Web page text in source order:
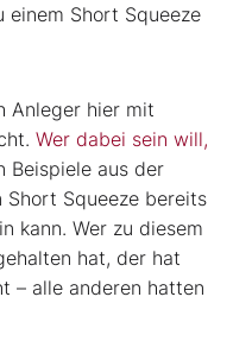
Short Squeeze
Anleger hier mit
Wer dabei sein will,
Beispiele aus der
Short Squeeze bereits
kann. Wer zu diesem
hat, der hat
– alle anderen hatten